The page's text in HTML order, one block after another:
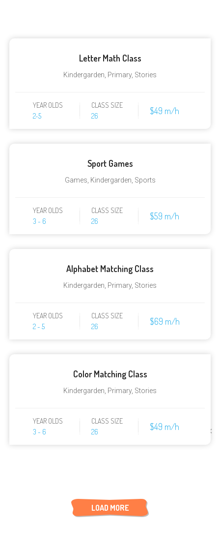
✕
Letter Math Class
Kindergarden Primary, Stories
YEAR OLDS
2-5
CLASS SIZE
26
$49 m/h
Sport Games
Games Kindergarden Sports
YEAR OLDS
3 - 6
CLASS SIZE
26
$59 m/h
Alphabet Matching Class
Kindergarden Primary, Stories
YEAR OLDS
2 - 5
CLASS SIZE
26
$69 m/h
Color Matching Class
Kindergarden Primary, Stories
YEAR OLDS
3 - 6
CLASS SIZE
26
$49 m/h
LOAD MORE